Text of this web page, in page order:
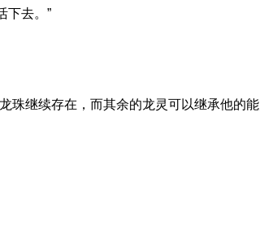
下去。”
珠继续存在，而其余的龙灵可以继承他的